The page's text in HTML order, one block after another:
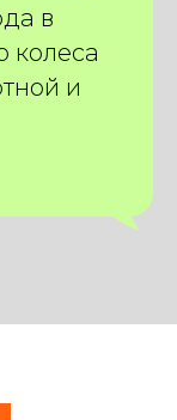
в
колеса
и